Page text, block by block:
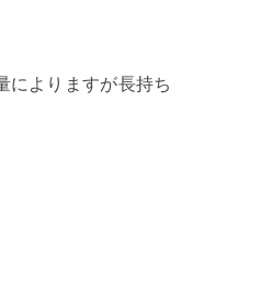
によりますが長持ち